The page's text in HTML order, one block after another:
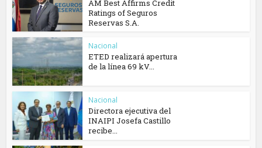
AM Best Affirms Credit
Ratings of Seguros
Reservas S.A.
Nacional
ETED realizará apertura
de la línea 69 kV...
Nacional
Directora ejecutiva del
INAIPI Josefa Castillo
recibe...